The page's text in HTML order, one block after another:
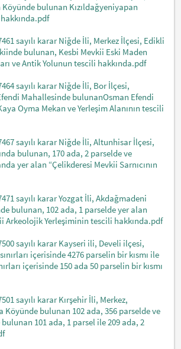
Köyünde bulunan Kızıldağyeniyapan
sayılı karar Niğde İli, Merkez İlçesi, Edikli
bulunan, Kesbi Mevkii Eski Maden
ve Antik Yolunun tescili hakkında.pdf
sayılı karar Niğde İli, Bor İlçesi,
Mahallesinde bulunanOsman Efendi
Oyma Mekan ve Yerleşim Alanının tescili
sayılı karar Niğde İli, Altunhisar İlçesi,
bulunan, 170 ada, 2 parselde ve
yer alan “Çelikderesi Mevkii Sarnıcının
sayılı karar Yozgat İli, Akdağmadeni
bulunan, 102 ada, 1 parselde yer alan
Arkeolojik Yerleşiminin tescili hakkında.pdf
sayılı karar Kayseri ili, Develi ilçesi,
içerisinde 4276 parselin bir kısmı ile
içerisinde 150 ada 50 parselin bir kısmı
sayılı karar Kırşehir İli, Merkez,
Köyünde bulunan 102 ada, 356 parselde ve
bulunan 101 ada, 1 parsel ile 209 ada, 2